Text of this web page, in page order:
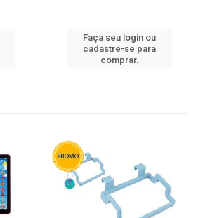
Faça seu login ou
cadastre-se para
comprar.